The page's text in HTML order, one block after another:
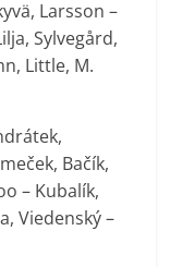
Larsson –
Sylvegård,
Little, M.
Bačík,
– Kubalík,
Viedenský –